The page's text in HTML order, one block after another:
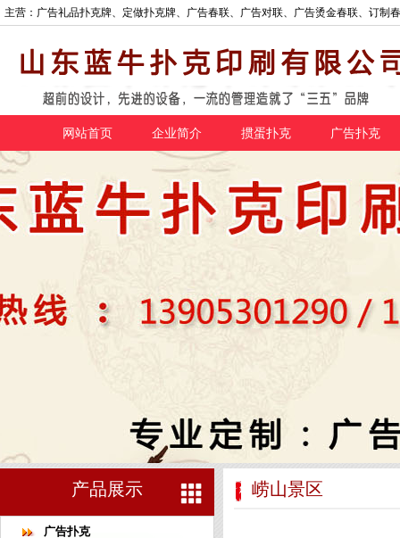
主营：广告礼品扑克牌、定做扑克牌、广告春联、广告对联、广告烫金春联、订
网站首页 企业简介 掼蛋扑克 广告扑克
产品展示
广告扑克
崂山景区